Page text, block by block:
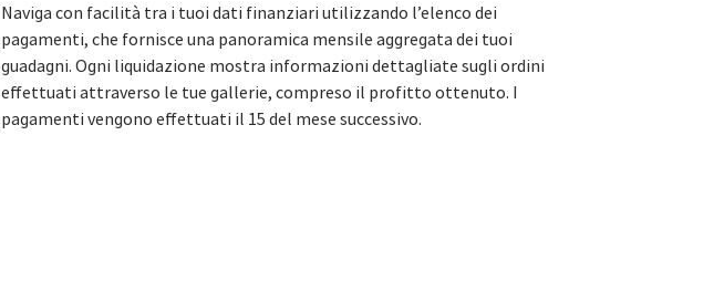
Naviga con facilità tra i tuoi dati finanziari utilizzando l’elenco dei
pagamenti, che fornisce una panoramica mensile aggregata dei tuoi
guadagni. Ogni liquidazione mostra informazioni dettagliate sugli ordini
effettuati attraverso le tue gallerie, compreso il profitto ottenuto. I
pagamenti vengono effettuati il 15 del mese successivo.